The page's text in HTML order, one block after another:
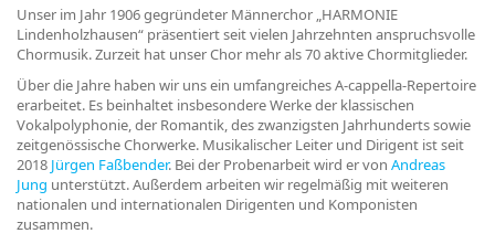
Unser im Jahr 1906 gegründeter Männerchor „HARMONIE
Lindenholzhausen“ präsentiert seit vielen Jahrzehnten anspruchsvolle
Chormusik. Zurzeit hat unser Chor mehr als 70 aktive Chormitglieder.
Über die Jahre haben wir uns ein umfangreiches A-cappella-Repertoire
erarbeitet. Es beinhaltet insbesondere Werke der klassischen
Vokalpolyphonie, der Romantik, des zwanzigsten Jahrhunderts sowie
zeitgenössische Chorwerke. Musikalischer Leiter und Dirigent ist seit
2018 Jürgen Faßbender. Bei der Probenarbeit wird er von Andreas
Jung unterstützt. Außerdem arbeiten wir regelmäßig mit weiteren
nationalen und internationalen Dirigenten und Komponisten
zusammen.